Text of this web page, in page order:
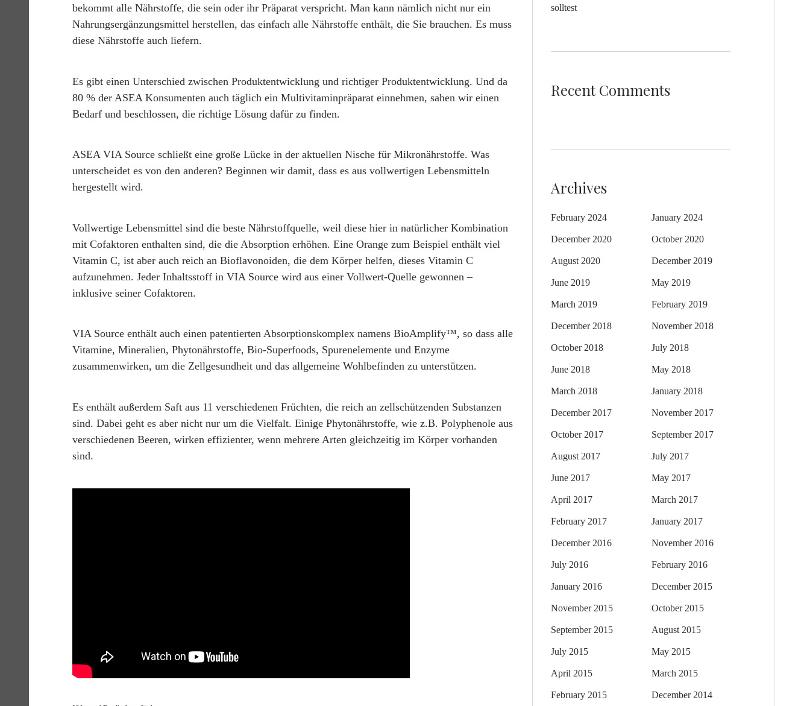
bekommt alle Nährstoffe, die sein oder ihr Präparat verspricht. Man kann nämlich nicht nur ein
Nahrungsergänzungsmittel herstellen, das einfach alle Nährstoffe enthält, die Sie brauchen. Es muss
diese Nährstoffe auch liefern.
Es gibt einen Unterschied zwischen Produktentwicklung und richtiger Produktentwicklung. Und da
80 % der ASEA Konsumenten auch täglich ein Multivitaminpräparat einnehmen, sahen wir einen
Bedarf und beschlossen, die richtige Lösung dafür zu finden.
ASEA VIA Source schließt eine große Lücke in der aktuellen Nische für Mikronährstoffe. Was
unterscheidet es von den anderen? Beginnen wir damit, dass es aus vollwertigen Lebensmitteln
hergestellt wird.
Vollwertige Lebensmittel sind die beste Nährstoffquelle, weil diese hier in natürlicher Kombination
mit Cofaktoren enthalten sind, die die Absorption erhöhen. Eine Orange zum Beispiel enthält viel
Vitamin C, ist aber auch reich an Bioflavonoiden, die dem Körper helfen, dieses Vitamin C
aufzunehmen. Jeder Inhaltsstoff in VIA Source wird aus einer Vollwert-Quelle gewonnen –
inklusive seiner Cofaktoren.
VIA Source enthält auch einen patentierten Absorptionskomplex namens BioAmplify™, so dass alle
Vitamine, Mineralien, Phytonährstoffe, Bio-Superfoods, Spurenelemente und Enzyme
zusammenwirken, um die Zellgesundheit und das allgemeine Wohlbefinden zu unterstützen.
Es enthält außerdem Saft aus 11 verschiedenen Früchten, die reich an zellschützenden Substanzen
sind. Dabei geht es aber nicht nur um die Vielfalt. Einige Phytonährstoffe, wie z.B. Polyphenole aus
verschiedenen Beeren, wirken effizienter, wenn mehrere Arten gleichzeitig im Körper vorhanden
sind.
solltest
Recent Comments
Archives
February 2024 January 2024
December 2020 October 2020
August 2020 December 2019
June 2019 May 2019
March 2019 February 2019
December 2018 November 2018
October 2018 July 2018
June 2018 May 2018
March 2018 January 2018
December 2017 November 2017
October 2017 September 2017
August 2017 July 2017
June 2017 May 2017
April 2017 March 2017
February 2017 January 2017
December 2016 November 2016
July 2016 February 2016
January 2016 December 2015
November 2015 October 2015
September 2015 August 2015
July 2015 May 2015
April 2015 March 2015
February 2015 December 2014